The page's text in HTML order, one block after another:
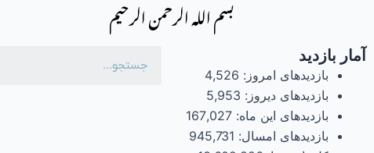
بسم الله الرحمن الرحیم
آمار بازدید
بازدیدهای امروز: 4,526
بازدیدهای دیروز: 5,953
بازدیدهای این ماه:167,027
بازدیدهای امسال: 945,731